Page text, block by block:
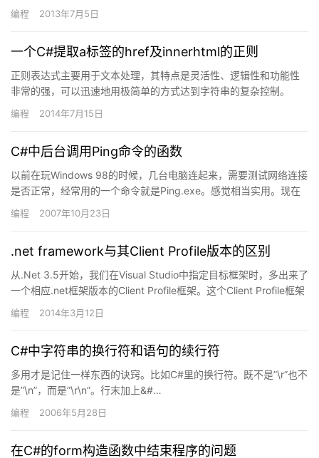
后，进行访问时，…
编程 2013年7月5日
一个C#提取a标签的href及innerhtml的正则
正则表达式主要用于文本处理，其特点是灵活性、逻辑性和功能性
非常的强，可以迅速地用极简单的方式达到字符串的复杂控制。
Unix中一些工具，比如ed和grep，都支持正则表达式，而Win…
编程 2014年7月15日
C#中后台调用Ping命令的函数
以前在玩Windows 98的时候，几台电脑连起来，需要测试网络连接
是否正常，经常用的一个命令就是Ping.exe。感觉相当实用。现在
.net为我们提供了强大的功能来调用外部工具…
编程 2007年10月23日
.net framework与其Client Profile版本的区别
从.Net 3.5开始，我们在Visual Studio中指定目标框架时，多出来了
一个相应.net框架版本的Client Profile框架。这个Client Profile框架
版…
编程 2014年3月12日
C#中字符串的换行符和语句的续行符
多用才是记住一样东西的诀窍。比如C#里的换行符。既不是”\r”也不
是”\n”，而是”\r\n”。行末加上&#…
编程 2006年5月28日
在C#的form构造函数中结束程序的问题